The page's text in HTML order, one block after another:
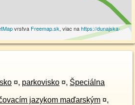
vrstva Freemap.sk, viac nahttps://dunajska-
¤, parkovisko ¤, Špeciálna
jazykom maďarským ¤,